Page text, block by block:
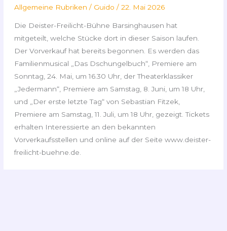
Allgemeine Rubriken / Guido / 22. Mai 2026
Die Deister-Freilicht-Bühne Barsinghausen hat
mitgeteilt, welche Stücke dort in dieser Saison laufen.
Der Vorverkauf hat bereits begonnen. Es werden das
Familienmusical „Das Dschungelbuch“, Premiere am
Sonntag, 24. Mai, um 16.30 Uhr, der Theaterklassiker
„Jedermann“, Premiere am Samstag, 8. Juni, um 18 Uhr,
und „Der erste letzte Tag“ von Sebastian Fitzek,
Premiere am Samstag, 11. Juli, um 18 Uhr, gezeigt. Tickets
erhalten Interessierte an den bekannten
Vorverkaufsstellen und online auf der Seite www.deister-
freilicht-buehne.de.